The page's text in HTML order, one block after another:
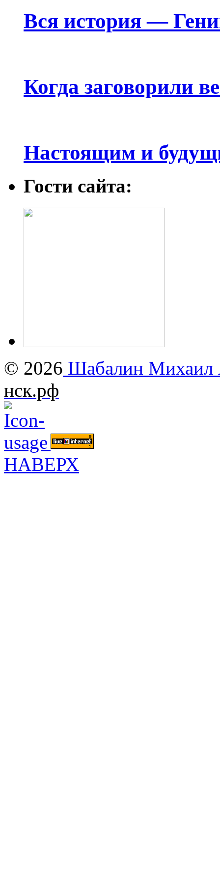
Вся история —
Когда заговорили
Настоящим и
Гости сайта:
© 2026 Шабалин Михаил
нск.рф
НАВЕРХ